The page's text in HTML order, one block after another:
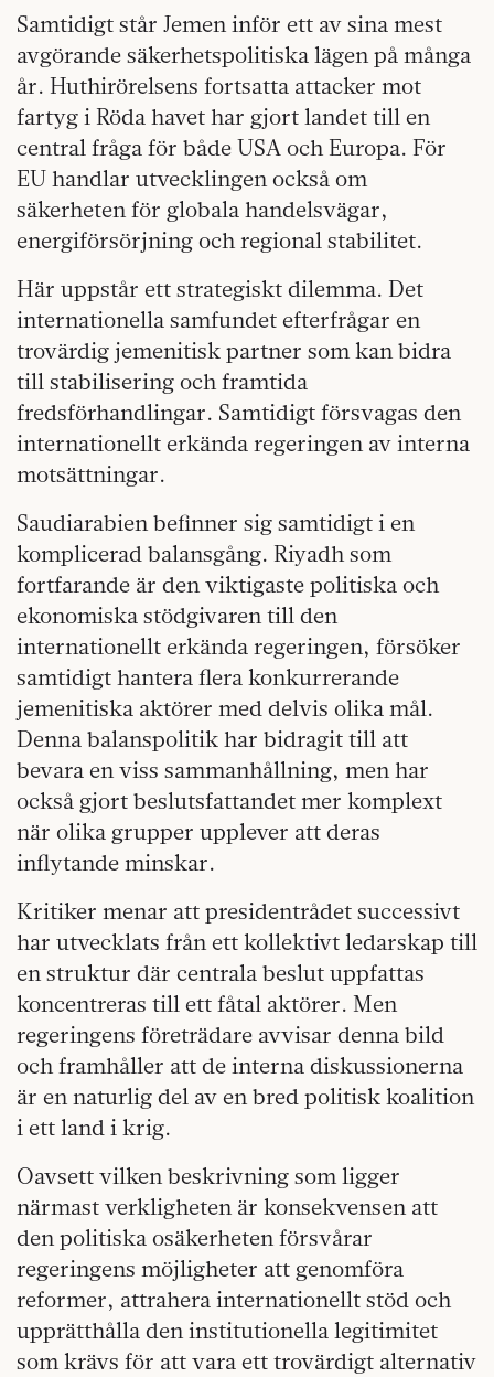
Samtidigt står Jemen inför ett av sina mest
avgörande säkerhetspolitiska lägen på många
år. Huthirörelsens fortsatta attacker mot
fartyg i Röda havet har gjort landet till en
central fråga för både USA och Europa. För
EU handlar utvecklingen också om
säkerheten för globala handelsvägar,
energiförsörjning och regional stabilitet.
Här uppstår ett strategiskt dilemma. Det
internationella samfundet efterfrågar en
trovärdig jemenitisk partner som kan bidra
till stabilisering och framtida
fredsförhandlingar. Samtidigt försvagas den
internationellt erkända regeringen av interna
motsättningar.
Saudiarabien befinner sig samtidigt i en
komplicerad balansgång. Riyadh som
fortfarande är den viktigaste politiska och
ekonomiska stödgivaren till den
internationellt erkända regeringen, försöker
samtidigt hantera flera konkurrerande
jemenitiska aktörer med delvis olika mål.
Denna balanspolitik har bidragit till att
bevara en viss sammanhållning, men har
också gjort beslutsfattandet mer komplext
när olika grupper upplever att deras
inflytande minskar.
Kritiker menar att presidentrådet successivt
har utvecklats från ett kollektivt ledarskap till
en struktur där centrala beslut uppfattas
koncentreras till ett fåtal aktörer. Men
regeringens företrädare avvisar denna bild
och framhåller att de interna diskussionerna
är en naturlig del av en bred politisk koalition
i ett land i krig.
Oavsett vilken beskrivning som ligger
närmast verkligheten är konsekvensen att
den politiska osäkerheten försvårar
regeringens möjligheter att genomföra
reformer, attrahera internationellt stöd och
upprätthålla den institutionella legitimitet
som krävs för att vara ett trovärdigt alternativ